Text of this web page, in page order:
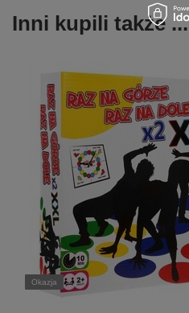
Inni kupili także ...
Okazja